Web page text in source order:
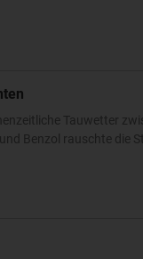
Tauwetter
Benzol rauschte die